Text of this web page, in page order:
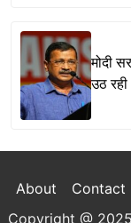
मोदी
उठ
About Contact
Copyright @